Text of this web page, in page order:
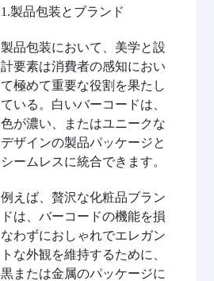
1.製品包装とブランド
製品包装において、美学と設
計要素は消費者の感知におい
て極めて重要な役割を果たし
ている。白いバーコードは、
色が濃い、またはユニークな
デザインの製品パッケージと
シームレスに統合できます。
例えば、贅沢な化粧品ブラン
ドは、バーコードの機能を損
なわずにおしゃれでエレガン
トな外観を維持するために、
黒または金属のパッケージに